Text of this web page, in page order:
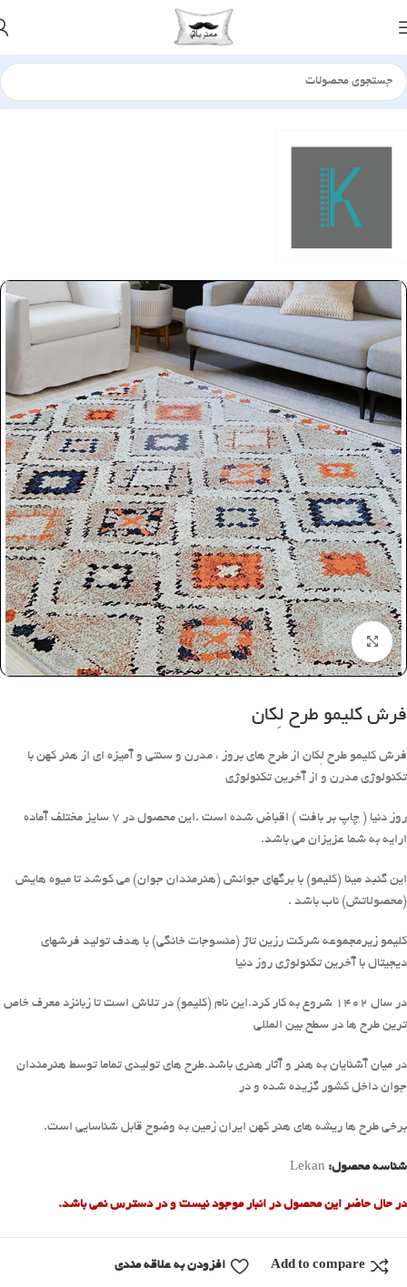
خانه فرش - گلیم کلیمو
بزرگنمایی تصویر
فرش کلیمو طرح لِکان
فرش کلیمو طرح لِکان از طرح های بروز ، مدرن و سنتی و آمیزه ای از هنر کهن با
تکنولوژی مدرن و از آخرین تکنولوژی
روز دنیا ( چاپ بر بافت ) اقباض شده است .این محصول در 7 سایز مختلف آماده
ارایه به شما عزیزان می باشد.
این گنبد مینا (کلیمو) با برگهای جوانش (هنرمندان جوان) می کوشد تا میوه هایش
(محصولاتش) ناب باشد .
کلیمو زیرمجموعه شرکت رزین تاژ (منسوجات خانگی) با هدف تولید فرشهای
دیجیتال با آخرین تکنولوژی روز دنیا
در سال 1402 شروع به کار کرد.این نام (کلیمو) در تلاش است تا زبانزد معرف خاص
ترین طرح ها در سطح بین المللی
در میان آشنایان به هنر و آثار هنری باشد.طرح های تولیدی تماما توسط هنرمندان
جوان داخل کشور گزیده شده و در
برخی طرح ها ریشه های هنر کهن ایران زمین به وضوح قابل شناسایی است.
شناسه محصول: Lekan
در حال حاضر این محصول در انبار موجود نیست و در دسترس نمی باشد.
Add to compare افزودن به علاقه مندی